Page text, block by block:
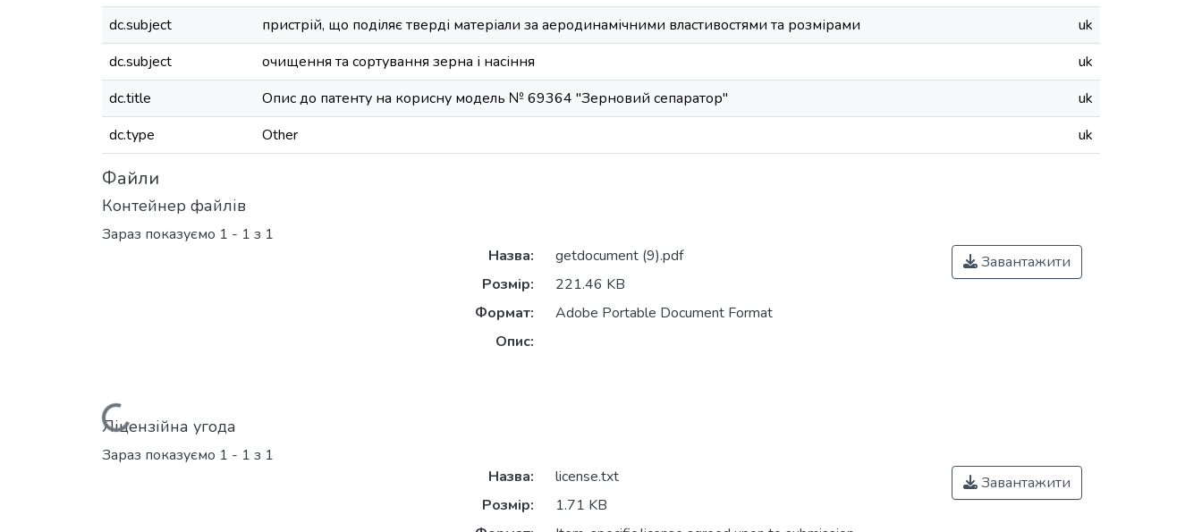
dc.subject
пристрій, що поділяє тверді матеріали за аеродинамічними властивостями та розмірами
uk
dc.subject
очищення та сортування зерна і насіння
uk
dc.title
Опис до патенту на корисну модель № 69364 "Зерновий сепаратор"
uk
dc.type
Other uk
Файли
Контейнер файлів
Зараз показуємо 1 - 1 з 1
Вантажиться...
Назва:
getdocument (9).pdf
Розмір:
221.46 KB
Формат:
Adobe Portable Document Format
Опис:
Завантажити
Ліцензійна угода
Зараз показуємо 1 - 1 з 1
Назва:
license.txt
Розмір:
1.71 KB
Завантажити